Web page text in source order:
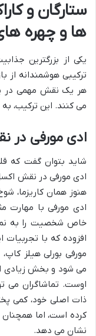
ستارگان و
ها و چهره
یکی از بزرگترین
ترکیبی هوشمندانه از
هر یک نقش مهمی در
می کنند. این ترکیب،
ادی مورفی در
شاید بتوان گفت که
ادی مورفی در نقش
هنوز همان کاریزما،
ادی مورفی با مهارت
خاص شخصیت را به
افزوده که با
مورفی بورلی هیلز
می شود و بخش زیادی
اوست. تماشاگران می
ذات اصلی خود، کمی
کرده است، اما
نشان می دهد.